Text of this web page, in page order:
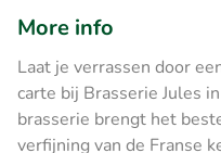
More info
Laat je verrassen door
carte bij Brasserie Jules
brasserie brengt het
verfijning van de Franse